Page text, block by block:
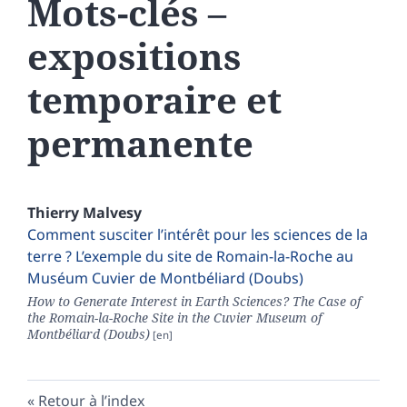
Mots-clés –
expositions
temporaire et
permanente
Thierry Malvesy
Comment susciter l’intérêt pour les sciences de la
terre ? L’exemple du site de Romain-la-Roche au
Muséum Cuvier de Montbéliard (Doubs)
How to Generate Interest in Earth Sciences? The Case of
the Romain-la-Roche Site in the Cuvier Museum of
Montbéliard (Doubs)
Retour à l’index